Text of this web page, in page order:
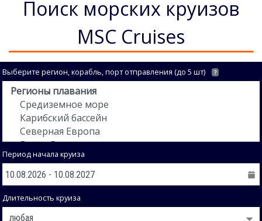
Поиск морских круизов
MSC Cruises
Выберите регион, корабль, порт отправления (до 5 шт) ?
Период начала круиза
Длительность круиза